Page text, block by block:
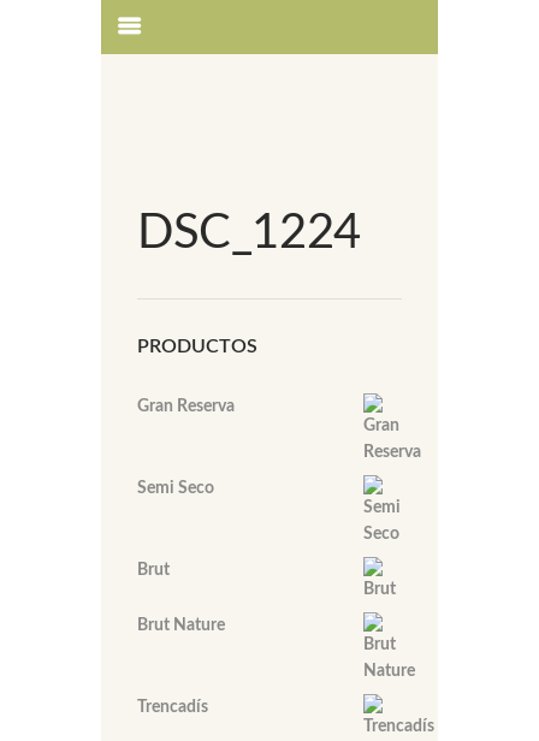
DSC_1224
PRODUCTOS
Gran Reserva
Semi Seco
Brut
Brut Nature
Trencadís